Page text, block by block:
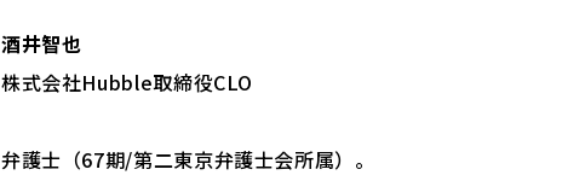
酒井智也
株式会社Hubble取締役CLO
弁護士（67期/第二東京弁護士会所属）。